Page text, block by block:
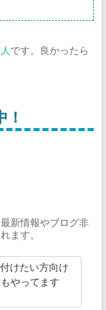
です。良かったら
新情報やブログ非
ます。
けたい方向け
もやってます